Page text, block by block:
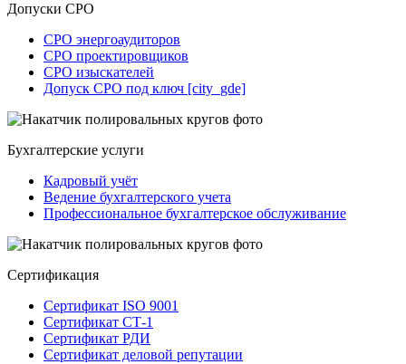
Допуски СРО
СРО энергоаудиторов
СРО проектировщиков
СРО изыскателей
Допуск СРО под ключ [city_gde]
Бухгалтерские услуги
Кадровый учёт
Ведение бухгалтерского учета
Профессиональное бухгалтерское обслуживание
Сертификация
Сертификат ISO 9001
Сертификат СТ-1
Сертификат РДИ
Сертификат деловой репутации